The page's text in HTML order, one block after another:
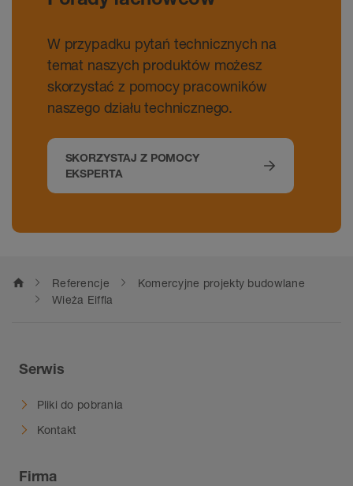
W przypadku pytań technicznych na
temat naszych produktów możesz
skorzystać z pomocy pracowników
naszego działu technicznego.
SKORZYSTAJ Z POMOCY
EKSPERTA
home Referencje
Komercyjne projekty budowlane
Wieża Eiffla
Serwis
Pliki do pobrania
Kontakt
Firma